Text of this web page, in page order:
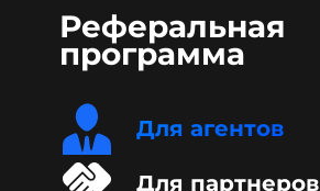
Реферальная
программа
Для агентов
Для партнеров